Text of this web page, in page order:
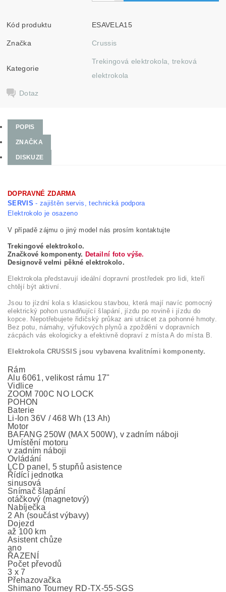
Kód produktu ESAVELA15
Značka Crussis
Kategorie
Trekingová elektrokola, treková
elektrokola
Dotaz
POPIS
ZNAČKA
DISKUZE
DOPRAVNÉ ZDARMA
SERVIS - zajištěn servis, technická podpora
Elektrokolo je osazeno
V případě zájmu o jiný model nás prosím kontaktujte
Trekingové elektrokolo.
Značkové komponenty. Detailní foto výše.
Designově velmi pěkné elektrokolo.
Elektrokola představují ideální dopravní prostředek pro lidi, kteří
chtějí být aktivní.
Jsou to jízdní kola s klasickou stavbou, která mají navíc pomocný
elektrický pohon usnadňující šlapání, jízdu po rovině i jízdu do
kopce. Nepotřebujete řidičský průkaz ani utrácet za pohonné hmoty.
Bez potu, námahy, výfukových plynů a zpoždění v dopravních
zácpách vás ekologicky a efektivně dopraví z místa A do místa B.
Elektrokola CRUSSIS jsou vybavena kvalitními komponenty.
Rám
Alu 6061, velikost rámu 17"
Vidlice
ZOOM 700C NO LOCK
POHON
Baterie
Li-Ion 36V / 468 Wh (13 Ah)
Motor
BAFANG 250W (MAX 500W), v zadním náboji
Umístění motoru
v zadním náboji
Ovládání
LCD panel, 5 stupňů asistence
Řídící jednotka
sinusová
Snímač šlapání
otáčkový (magnetový)
Nabíječka
2 Ah (součást výbavy)
Dojezd
až 100 km
Asistent chůze
ano
ŘAZENÍ
Počet převodů
3 x 7
Přehazovačka
Shimano Tourney RD-TX-55-SGS